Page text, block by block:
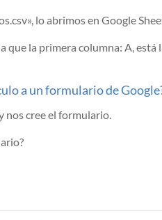
lo abrimos en Google
que la primera columna: A, está
a un formulario de
nos cree el formulario.